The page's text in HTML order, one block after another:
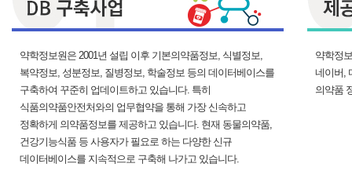
약학정보원은 2001년 설립 이후 기본의약품정보, 식별정보,
복약정보, 성분정보, 질병정보, 학술정보 등의 데이터베이스를
구축하여 꾸준히 업데이트하고 있습니다. 특히
식품의약품안전처와의 업무협약을 통해 가장 신속하고
정확하게 의약품정보를 제공하고 있습니다. 현재 동물의약품,
건강기능식품 등 사용자가 필요로 하는 다양한 신규
데이터베이스를 지속적으로 구축해 나가고 있습니다.
약학정
네이버,
의약품